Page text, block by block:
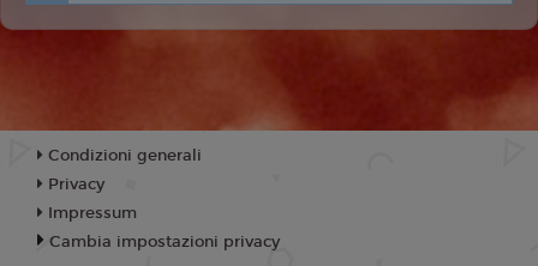
Condizioni generali
Privacy
Impressum
Cambia impostazioni privacy